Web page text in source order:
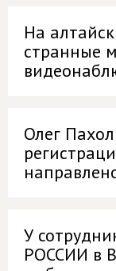
На
странные
Олег
У
РОССИИ в